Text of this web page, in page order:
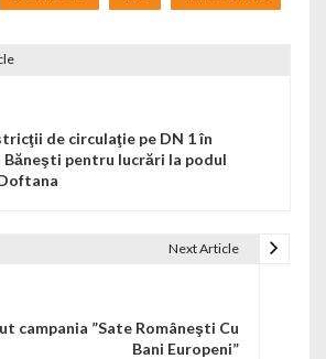
de circulaţie pe DN 1 în
pentru lucrări la podul
Next Article
campania ”Sate Româneşti Cu
Bani Europeni”